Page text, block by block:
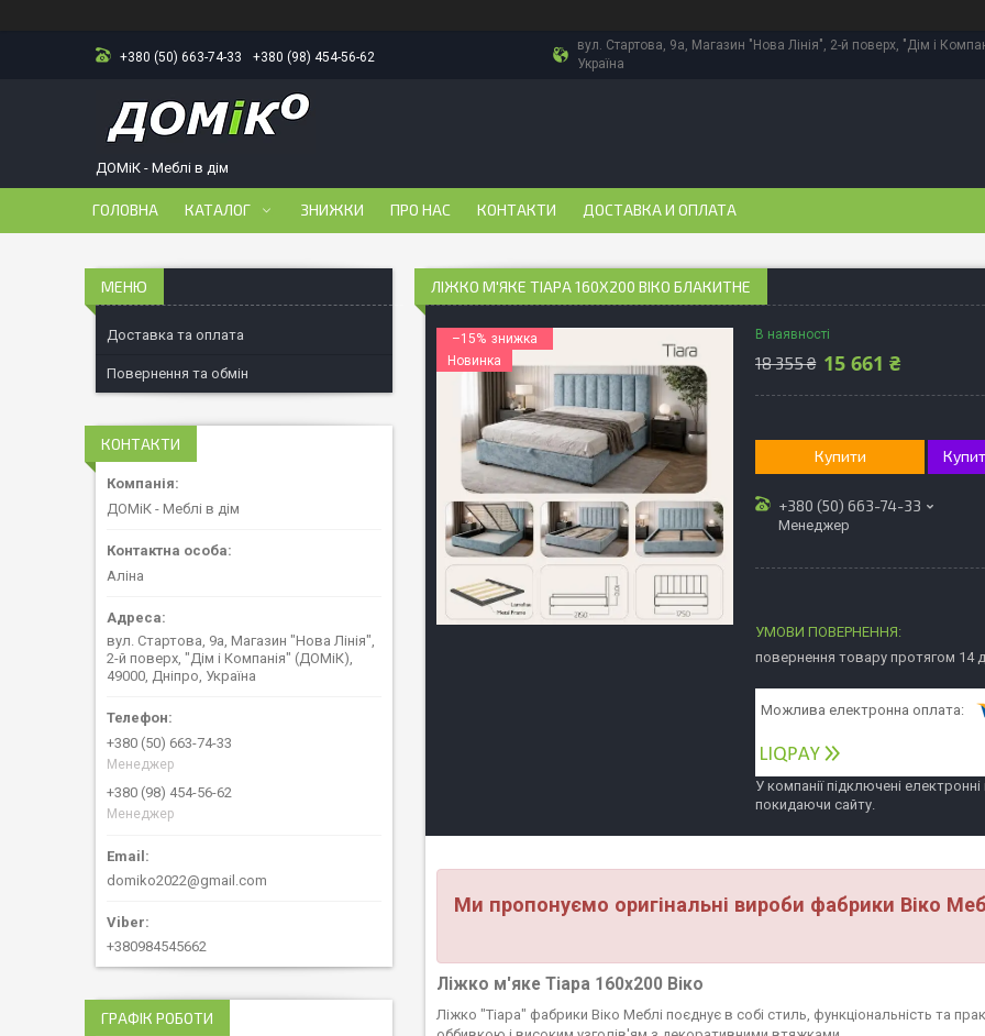
+380 (50) 663-74-33 +380 (98) 454-56-62
вул. Стартова, 9а, Магазин "Нова Лінія", 2-й поверх, "Дім і
Україна
ДОМіК - Меблі в дім
ГОЛОВНА КАТАЛОГ ЗНИЖКИ ПРО НАС КОНТАКТИ ДОСТАВКА И ОПЛАТА
ЛІЖКО М'ЯКЕ ТІАРА 160Х200 ВІКО БЛАКИТНЕ
–15%
Новинка
В наявності
18 355 ₴ 15 661 ₴
Купити
+380 (50) 663-74-33
Менеджер
повернення товару протягом 14
У компанії підключені
покидаючи сайту.
Ми пропонуємо оригінальні вироби фабрики Віко
Ліжко м'яке Тіара 160х200 Віко
Ліжко "Тіара" фабрики Віко Меблі поєднує в собі стиль, функціональність та
Доставка та оплата
Повернення та обмін
КОНТАКТИ
ДОМіК - Меблі в дім
Аліна
вул. Стартова, 9а, Магазин "Нова Лінія",
2-й поверх, "Дім і Компанія" (ДОМіК),
49000, Дніпро, Україна
+380 (50) 663-74-33
Менеджер
+380 (98) 454-56-62
Менеджер
domiko2022@gmail.com
+380984545662
ГРАФІК РОБОТИ